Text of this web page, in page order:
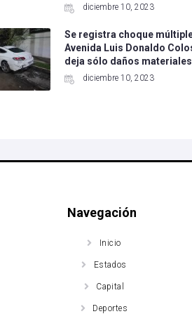
diciembre 10, 2023
Se registra choque
Avenida Luis Donaldo
deja sólo daños
diciembre 10, 2023
Navegación
Inicio
Estados
Capital
Deportes